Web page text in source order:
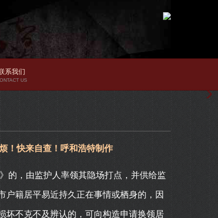
系我们
US
！快来自查！呼和浩特制作
，由监护人率领其隐场打点，并供给监
户籍居平易近持久正在事情或栖身的，因
坏不克不及辨认的，可向构造申请换领居